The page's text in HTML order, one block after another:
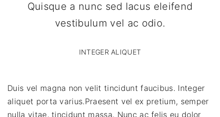
Quisque a nunc sed lacus eleifend
vestibulum vel ac odio.
INTEGER ALIQUET
Duis vel magna non velit tincidunt faucibus. Integer
aliquet porta varius.Praesent vel ex pretium, semper
nulla vitae, tincidunt massa. Nunc ac felis eu dolor